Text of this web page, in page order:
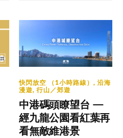
快閃放空 （1小時路線）,沿海
漫遊,行山／郊遊
中港碼頭瞭望台 —
經九龍公園看紅葉再
看無敵維港景